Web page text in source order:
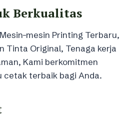
Berkualitas
mesin Printing Terbaru,
Tinta Original, Tenaga kerja
Kami berkomitmen
cetak terbaik bagi Anda.